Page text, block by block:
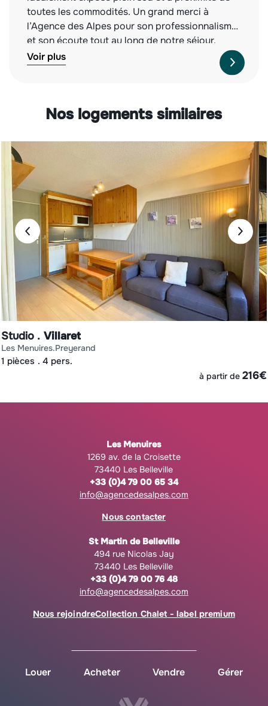
toutes les commodités. Un grand merci à
l’Agence des Alpes pour son professionnalisme
et son écoute tout au long de notre séjour.
Nous recommandons vivement cette agence,
tant pour la qualité des biens proposés que
Voir plus
Nos logements similaires
Studio Villaret
les menuires preyerand
1 pièces 4 pers.
à partir de 216€
Les Menuires
1269 av. de la Croisette
73440 Les Belleville
+33 (0)4 79 00 65 34
info@agencedesalpes.com
Nous contacter
St Martin de Belleville
494 rue Nicolas Jay
73440 Les Belleville
+33 (0)4 79 00 76 48
info@agencedesalpes.com
Nous rejoindreCollection Chalet - label premium
Louer Acheter Vendre Gérer